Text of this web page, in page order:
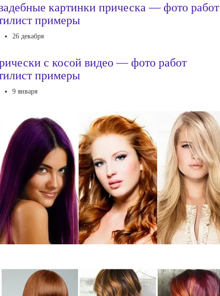
картинки прическа — фото работ
примеры
26 декабря
с косой видео — фото работ
примеры
9 января